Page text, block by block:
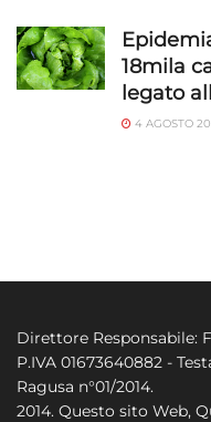
18mila
legato
4 AGOSTO
Direttore Responsabile:
P.IVA 01673640882 -
Ragusa n°01/2014.
2014. Questo sito Web,